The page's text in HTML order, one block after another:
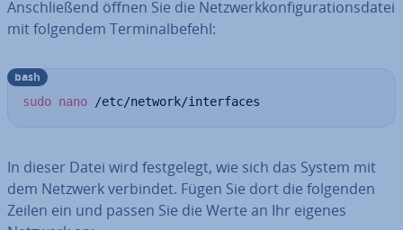
An­schlie­ßend öffnen Sie die Netz­werk­kon­fi­gu­ra­ti­ons­da­tei
mit folgendem Ter­mi­nal­be­fehl:
sudo nano /etc/network/interfaces
bash
In dieser Datei wird fest­ge­legt, wie sich das System mit
dem Netzwerk verbindet. Fügen Sie dort die folgenden
Zeilen ein und passen Sie die Werte an Ihr eigenes